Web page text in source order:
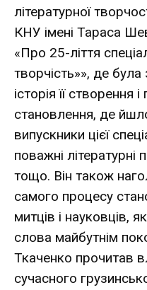
літературної
КНУ імені Тараса
«Про 25-ліття
творчість»», де
історія її створення
становлення, де
випускники цієї
поважні літературні
тощо. Він також
самого процесу
митців і науковців,
слова майбутнім
Ткаченко прочитав
сучасного